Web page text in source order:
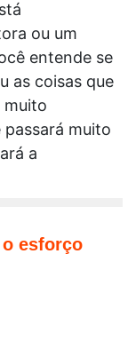
ou um
entende se
as coisas que
muito
muito
a
o esforço